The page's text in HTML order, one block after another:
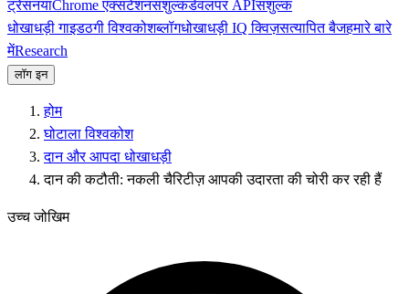
ट्रेसनयाChrome एक्सटेंशनसशुल्कडेवलपर APIसशुल्क
धोखाधड़ी गाइडठगी विश्वकोशब्लॉगधोखाधड़ी IQ क्विज़सत्यापित बैजहमारे बारे
मेंResearch
लॉग इन
होम
घोटाला विश्वकोश
दान और आपदा धोखाधड़ी
दान की कटौती: नकली चैरिटीज़ आपकी उदारता की चोरी कर रही हैं
उच्च जोखिम